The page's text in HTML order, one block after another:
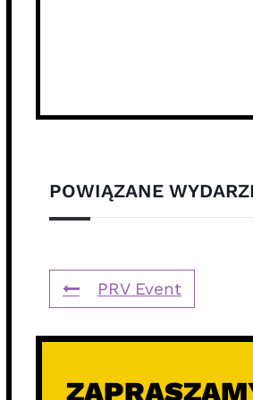
POWIĄZANE
PRV Event